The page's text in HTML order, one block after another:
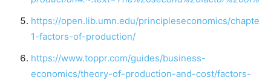
https://open.lib.umn.edu/principleseconomics/chapter/
1-factors-of-production/
https://www.toppr.com/guides/business-
economics/theory-of-production-and-cost/factors-